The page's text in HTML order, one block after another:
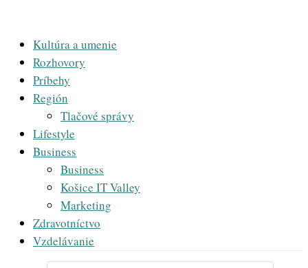
Kultúra a umenie
Rozhovory
Príbehy
Región
Tlačové správy
Lifestyle
Business
Business
Košice IT Valley
Marketing
Zdravotníctvo
Vzdelávanie